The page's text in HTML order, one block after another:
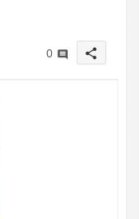
0 share